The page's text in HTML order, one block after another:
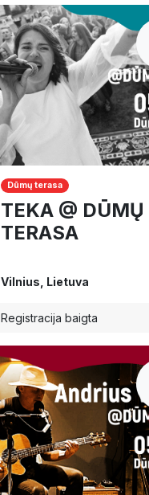
Dūmų terasa
TEKA @ DŪMŲ
TERASA
Vilnius Lietuva
Registracija baigta